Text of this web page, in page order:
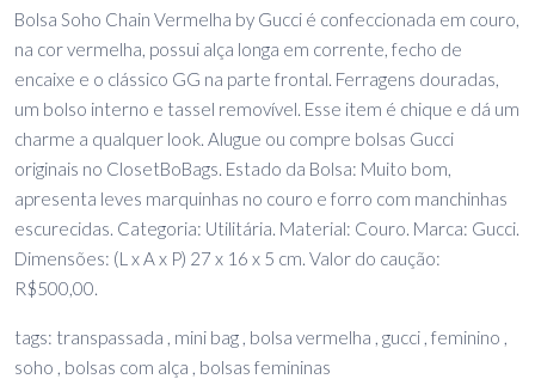
Bolsa Soho Chain Vermelha by Gucci é confeccionada em couro,
na cor vermelha, possui alça longa em corrente, fecho de
encaixe e o clássico GG na parte frontal. Ferragens douradas,
um bolso interno e tassel removível. Esse item é chique e dá um
charme a qualquer look. Alugue ou compre bolsas Gucci
originais no ClosetBoBags. Estado da Bolsa: Muito bom,
apresenta leves marquinhas no couro e forro com manchinhas
escurecidas. Categoria: Utilitária. Material: Couro. Marca: Gucci.
Dimensões: (L x A x P) 27 x 16 x 5 cm. Valor do caução:
R$500,00.
tags: transpassada , mini bag , bolsa vermelha , gucci , feminino ,
soho , bolsas com alça , bolsas femininas